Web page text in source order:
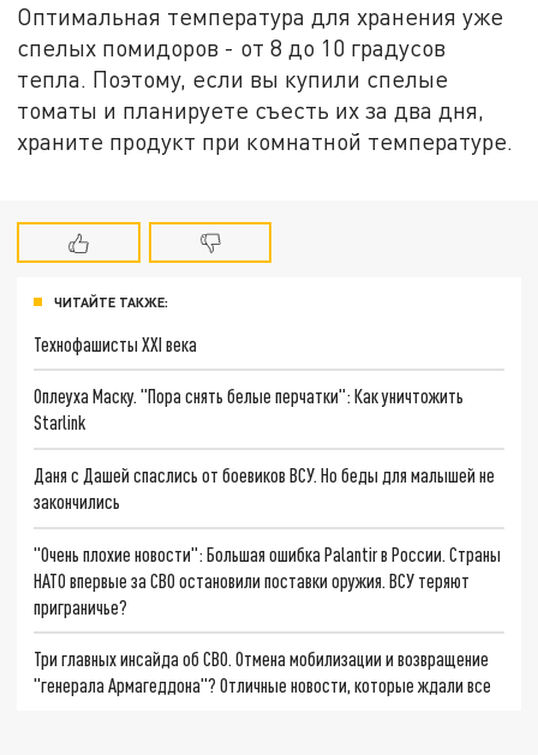
Оптимальная температура для хранения уже
спелых помидоров - от 8 до 10 градусов
тепла. Поэтому, если вы купили спелые
томаты и планируете съесть их за два дня,
храните продукт при комнатной температуре.
ЧИТАЙТЕ ТАКЖЕ:
Технофашисты XXI века
Оплеуха Маску. "Пора снять белые перчатки": Как уничтожить
Starlink
Даня с Дашей спаслись от боевиков ВСУ. Но беды для малышей не
закончились
"Очень плохие новости": Большая ошибка Palantir в России. Страны
НАТО впервые за СВО остановили поставки оружия. ВСУ теряют
приграничье?
Три главных инсайда об СВО. Отмена мобилизации и возвращение
"генерала Армагеддона"? Отличные новости, которые ждали все